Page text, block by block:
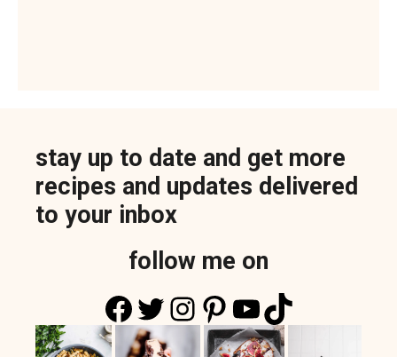
stay up to date and get more
recipes and updates delivered
to your inbox
follow me on
Facebook
Twitter
Instagram
Pinterest
YouTube
TikTok